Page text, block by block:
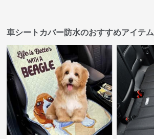
車シートカバー防水のおすすめアイテム